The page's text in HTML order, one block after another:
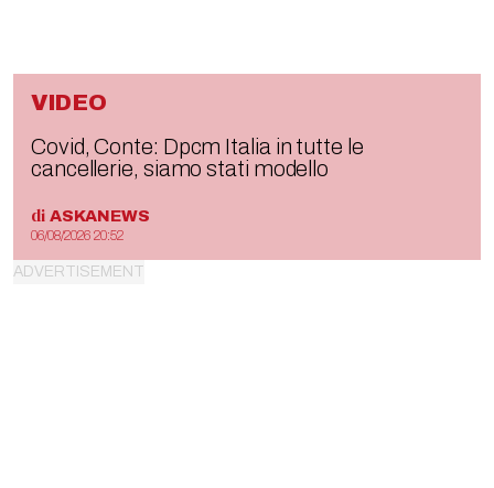
VIDEO
Covid, Conte: Dpcm Italia in tutte le
cancellerie, siamo stati modello
di ASKANEWS
06/08/2026 20:52